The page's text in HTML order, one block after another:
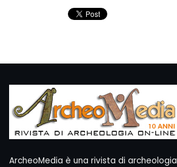
ArcheoMedia è una rivista di archeologia